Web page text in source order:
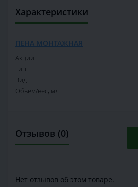
Характеристики
ПЕНА МОНТАЖНАЯ
Акции
Тип
Вид
Объем/вес, мл
Отзывов (0)
Нет отзывов об этом товаре.